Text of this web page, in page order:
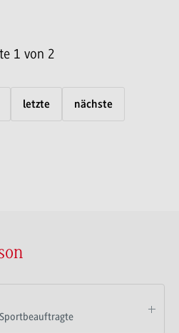
1 von 2
letzte nächste